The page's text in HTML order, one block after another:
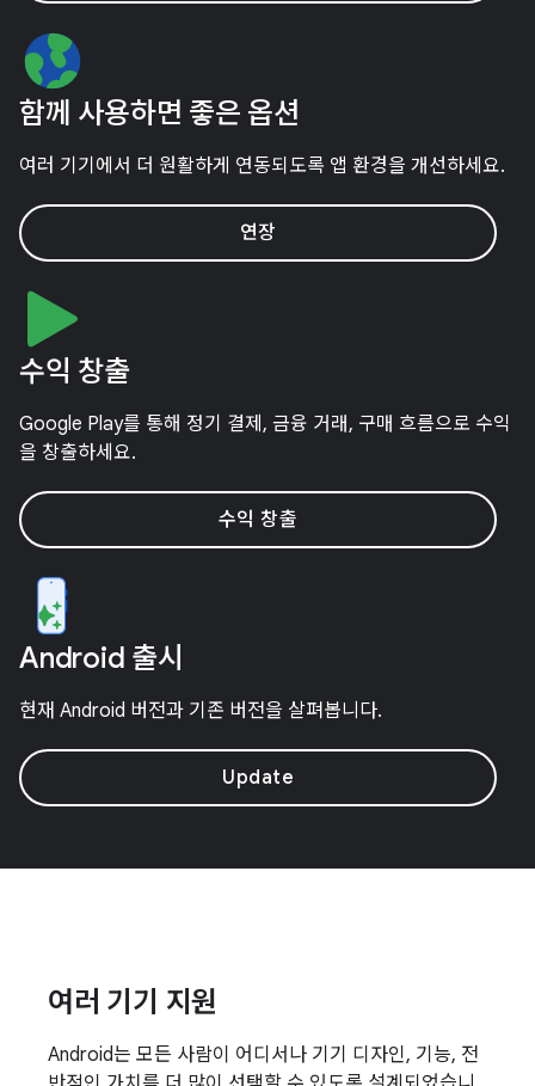
함께 사용하면 좋은 옵션
여러 기기에서 더 원활하게 연동되도록 앱 환경을 개선하세요.
연장
수익 창출
Google Play를 통해 정기 결제, 금융 거래, 구매 흐름으로 수익
을 창출하세요.
수익 창출
Android 출시
현재 Android 버전과 기존 버전을 살펴봅니다.
Update
여러 기기 지원
Android는 모든 사람이 어디서나 기기 디자인, 기능, 전